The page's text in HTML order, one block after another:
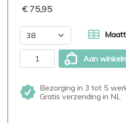
€ 75,95
Aan
Bezorging in 3 tot 5
Gratis verzending in NL